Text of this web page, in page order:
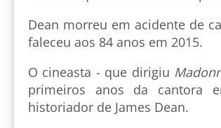
Dean morreu em acidente de
faleceu aos 84 anos em 2015.
O cineasta - que dirigiu
primeiros anos da cantora
historiador de James Dean.